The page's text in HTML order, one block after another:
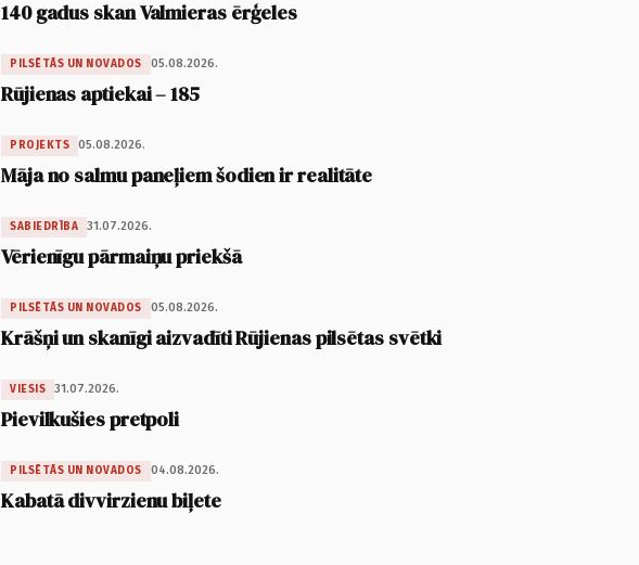
140 gadus skan Valmieras ērģeles
PILSĒTĀS UN NOVADOS 05.08.2026.
Rūjienas aptiekai – 185
PROJEKTS 05.08.2026.
Māja no salmu paneļiem šodien ir realitāte
SABIEDRĪBA 31.07.2026.
Vērienīgu pārmaiņu priekšā
PILSĒTĀS UN NOVADOS 05.08.2026.
Krāšņi un skanīgi aizvadīti Rūjienas pilsētas svētki
VIESIS 31.07.2026.
Pievilkušies pretpoli
PILSĒTĀS UN NOVADOS 04.08.2026.
Kabatā divvirzienu biļete